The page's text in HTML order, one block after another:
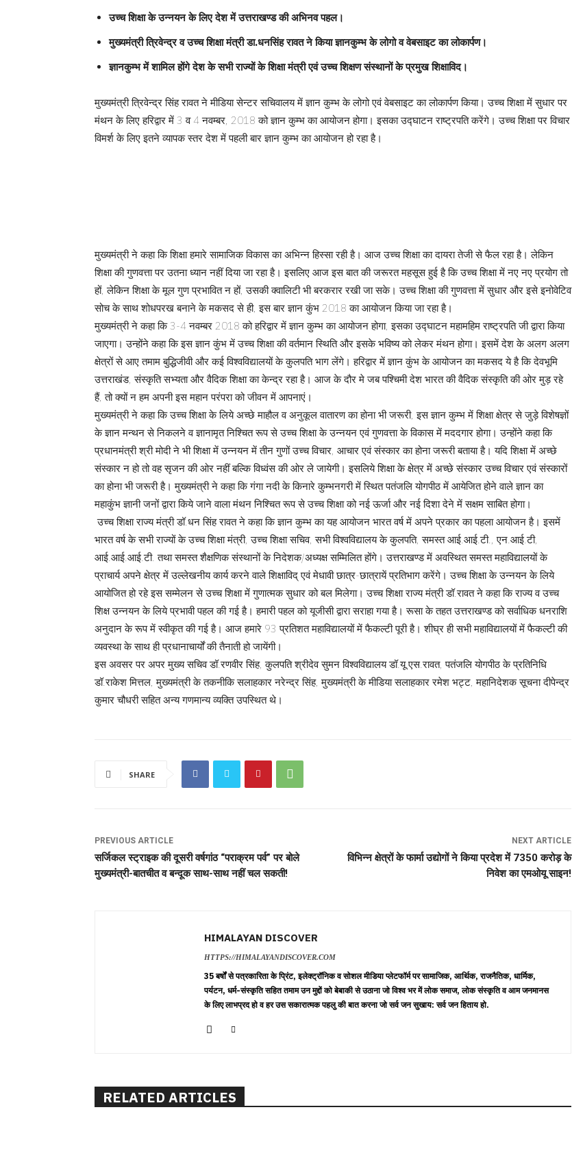
उच्च शिक्षा के उन्नयन के लिए देश में उत्तराखण्ड की अभिनव पहल।
मुख्यमंत्री त्रिवेन्द्र व उच्च शिक्षा मंत्री डा.धनसिंह रावत ने किया ज्ञानकुम्भ के लोगो व वेबसाइट का लोकार्पण।
ज्ञानकुम्भ में शामिल होंगे देश के सभी राज्यों के शिक्षा मंत्री एवं उच्च शिक्षण संस्थानों के प्रमुख शिक्षाविद।
मुख्यमंत्री त्रिवेन्द्र सिंह रावत ने मीडिया सेन्टर सचिवालय में ज्ञान कुम्भ के लोगो एवं वेबसाइट का लोकार्पण किया। उच्च शिक्षा में सुधार पर
मंथन के लिए हरिद्वार में 3 व 4 नवम्बर, 2018 को ज्ञान कुम्भ का आयोजन होगा। इसका उद्घाटन राष्ट्रपति करेंगे। उच्च शिक्षा पर विचार
विमर्श के लिए इतने व्यापक स्तर देश में पहली बार ज्ञान कुम्भ का आयोजन हो रहा है।
मुख्यमंत्री ने कहा कि शिक्षा हमारे सामाजिक विकास का अभिन्न हिस्सा रही है। आज उच्च शिक्षा का दायरा तेजी से फैल रहा है। लेकिन
शिक्षा की गुणवत्ता पर उतना ध्यान नहीं दिया जा रहा है। इसलिए आज इस बात की जरूरत महसूस हुई है कि उच्च शिक्षा में नए नए प्रयोग तो
हों, लेकिन शिक्षा के मूल गुण प्रभावित न हों, उसकी क्वालिटी भी बरकरार रखी जा सके। उच्च शिक्षा की गुणवत्ता में सुधार और इसे इनोवेटिव
सोच के साथ शोधपरख बनाने के मकसद से ही, इस बार ज्ञान कुंभ 2018 का आयोजन किया जा रहा है।
मुख्यमंत्री ने कहा कि 3-4 नवम्बर 2018 को हरिद्वार में ज्ञान कुम्भ का आयोजन होगा, इसका उद्घाटन महामहिम राष्ट्रपति जी द्वारा किया
जाएगा। उन्होंने कहा कि इस ज्ञान कुंभ में उच्च शिक्षा की वर्तमान स्थिति और इसके भविष्य को लेकर मंथन होगा। इसमें देश के अलग अलग
क्षेत्रों से आए तमाम बुद्धिजीवी और कई विश्वविद्यालयों के कुलपति भाग लेंगे। हरिद्वार में ज्ञान कुंभ के आयोजन का मकसद ये है कि देवभूमि
उत्तराखंड, संस्कृति सभ्यता और वैदिक शिक्षा का केन्द्र रहा है। आज के दौर मे जब पश्चिमी देश भारत की वैदिक संस्कृति की ओर मुड़ रहे
हैं, तो क्यों न हम अपनी इस महान परंपरा को जीवन में आपनाएं।
मुख्यमंत्री ने कहा कि उच्च शिक्षा के लिये अच्छे माहौल व अनुकूल वातारण का होना भी जरूरी, इस ज्ञान कुम्भ में शिक्षा क्षेत्र से जुड़े विशेषज्ञों
के ज्ञान मन्थन से निकलने व ज्ञानामृत निश्चित रूप से उच्च शिक्षा के उन्नयन एवं गुणवत्ता के विकास में मददगार होगा। उन्होंने कहा कि
प्रधानमंत्री श्री मोदी ने भी शिक्षा में उन्नयन में तीन गुणों उच्च विचार, आचार एवं संस्कार का होना जरूरी बताया है। यदि शिक्षा में अच्छे
संस्कार न हो तो वह सृजन की ओर नहीं बल्कि विध्वंस की ओर ले जायेगी। इसलिये शिक्षा के क्षेत्र में अच्छे संस्कार उच्च विचार एवं संस्कारों
का होना भी जरूरी है। मुख्यमंत्री ने कहा कि गंगा नदी के किनारे कुम्भनगरी में स्थित पतंजलि योगपीठ में आयेजित होने वाले ज्ञान का
महाकुंभ ज्ञानी जनों द्वारा किये जाने वाला मंथन निश्चित रूप से उच्च शिक्षा को नई ऊर्जा और नई दिशा देने में सक्षम साबित होगा।
उच्च शिक्षा राज्य मंत्री डॉ.धन सिंह रावत ने कहा कि ज्ञान कुम्भ का यह आयोजन भारत वर्ष में अपने प्रकार का पहला आयोजन है। इसमें
भारत वर्ष के सभी राज्यों के उच्च शिक्षा मंत्री, उच्च शिक्षा सचिव, सभी विश्वविद्यालय के कुलपति, समस्त आई.आई.टी., एन.आई.टी,
आई.आई.आई.टी. तथा समस्त शैक्षणिक संस्थानों के निदेशक/अध्यक्ष सम्मिलित होंगे। उत्तराखण्ड में अवस्थित समस्त महाविद्यालयों के
प्राचार्य अपने क्षेत्र में उल्लेखनीय कार्य करने वाले शिक्षाविद् एवं मेधावी छात्र-छात्रायें प्रतिभाग करेंगे। उच्च शिक्षा के उन्नयन के लिये
आयोजित हो रहे इस सम्मेलन से उच्च शिक्षा में गुणात्मक सुधार को बल मिलेगा। उच्च शिक्षा राज्य मंत्री डॉ.रावत ने कहा कि राज्य व उच्च
शिक्ष उन्नयन के लिये प्रभावी पहल की गई है। हमारी पहल को यूजीसी द्वारा सराहा गया है। रूसा के तहत उत्तराखण्ड को सर्वाधिक धनराशि
अनुदान के रूप में स्वीकृत की गई है। आज हमारे 93 प्रतिशत महाविद्यालयों में फैकल्टी पूरी है। शीघ्र ही सभी महाविद्यालयों में फैकल्टी की
व्यवस्था के साथ ही प्रधानाचार्यों की तैनाती हो जायेंगी।
इस अवसर पर अपर मुख्य सचिव डॉ.रणवीर सिंह, कुलपति श्रीदेव सुमन विश्वविद्यालय डॉ.यू.एस.रावत, पतंजलि योगपीठ के प्रतिनिधि
डॉ.राकेश मित्तल, मुख्यमंत्री के तकनीकि सलाहकार नरेन्द्र सिंह, मुख्यमंत्री के मीडिया सलाहकार रमेश भट्ट, महानिदेशक सूचना दीपेन्द्र
कुमार चौधरी सहित अन्य गणमान्य व्यक्ति उपस्थित थे।
SHARE
PREVIOUS ARTICLE
सर्जिकल स्ट्राइक की दूसरी वर्षगांठ “पराक्रम पर्व” पर बोले
मुख्यमंत्री-बातचीत व बन्दूक साथ-साथ नहीं चल सकती!
NEXT ARTICLE
विभिन्न क्षेत्रों के फार्मा उद्योगों ने किया प्रदेश में 7350 करोड़ के
निवेश का एमओयू साइन!
HIMALAYAN DISCOVER
HTTPS://HIMALAYANDISCOVER.COM
35 बर्षों से पत्रकारिता के प्रिंट, इलेक्ट्रॉनिक व सोशल मीडिया प्लेटफॉर्म पर सामाजिक, आर्थिक, राजनैतिक, धार्मिक,
पर्यटन, धर्म-संस्कृति सहित तमाम उन मुद्दों को बेबाकी से उठाना जो विश्व भर में लोक समाज, लोक संस्कृति व आम जनमानस
के लिए लाभप्रद हो व हर उस सकारात्मक पहलु की बात करना जो सर्व जन सुखाय: सर्व जन हिताय हो.
RELATED ARTICLES